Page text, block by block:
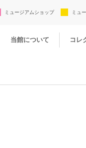
ミュージアムショップ ミュ
当館について コレ